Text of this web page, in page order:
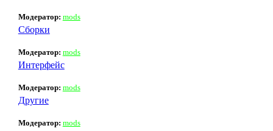
Модератор: mods
Сборки
Модератор: mods
Интерфейс
Модератор: mods
Другие
Модератор: mods